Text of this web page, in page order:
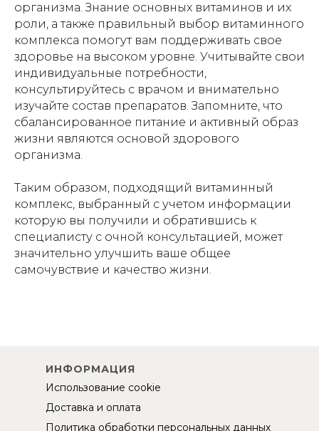
организма. Знание основных витаминов и их
роли, а также правильный выбор витаминного
комплекса помогут вам поддерживать свое
здоровье на высоком уровне. Учитывайте свои
индивидуальные потребности,
консультируйтесь с врачом и внимательно
изучайте состав препаратов. Запомните, что
сбалансированное питание и активный образ
жизни являются основой здорового
организма.
Таким образом, подходящий витаминный
комплекс, выбранный с учетом информации
которую вы получили и обратившись к
специалисту с очной консультацией, может
значительно улучшить ваше общее
самочувствие и качество жизни.
ИНФОРМАЦИЯ
Доставка и оплата
Использование cookie
Политика обработки персональных данных